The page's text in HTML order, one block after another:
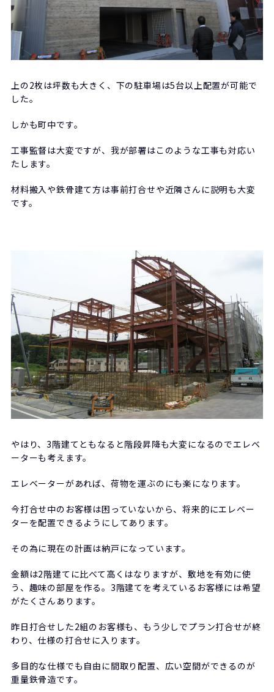
上の2枚は坪数も大きく、下の駐車場は5台以上配置が可能で
した。
しかも町中です。
工事監督は大変ですが、我が部署はこのような工事も対応い
たします。
材料搬入や鉄骨建て方は事前打合せや近隣さんに説明も大変
です。
やはり、3階建てともなると階段昇降も大変になるのでエレベ
ーターも考えます。
エレベーターがあれば、荷物を運ぶのにも楽になります。
今打合せ中のお客様は困っていないから、将来的にエレベー
ターを配置できるようにしてあります。
その為に現在の計画は納戸になっています。
金額は2階建てに比べて高くはなりますが、敷地を有効に使
う、趣味の部屋を作る。3階建てを考えているお客様には希望
がたくさんあります。
昨日打合せした2組のお客様も、もう少しでプラン打合せが終
わり、仕様の打合せに入ります。
多目的な仕様でも自由に間取り配置、広い空間ができるのが
重量鉄骨造です。